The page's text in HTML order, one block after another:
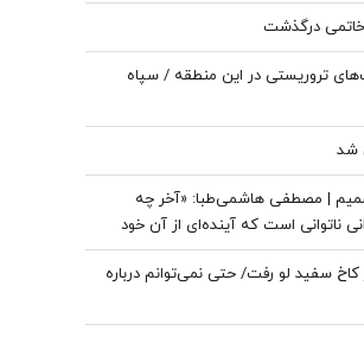
درگذشت
گروهک‌های تروریستی در این منطقه / سپاه
شد
| مصطفی هاشمی‌طبا: «آخر چه
ناتوانی است که آینده‌ای از آن خود
کاخ سفید لو رفت/ حتی نمی‌توانم درباره